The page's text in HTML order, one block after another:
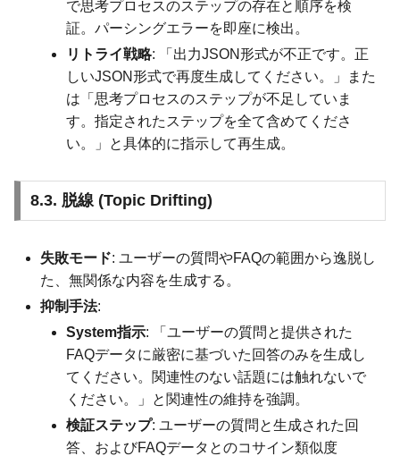
で思考プロセスのステップの存在と順序を検
証。パーシングエラーを即座に検出。
リトライ戦略: 「出力JSON形式が不正です。正
しいJSON形式で再度生成してください。」また
は「思考プロセスのステップが不足していま
す。指定されたステップを全て含めてくださ
い。」と具体的に指示して再生成。
8.3. 脱線 (Topic Drifting)
失敗モード: ユーザーの質問やFAQの範囲から逸脱し
た、無関係な内容を生成する。
抑制手法:
System指示: 「ユーザーの質問と提供された
FAQデータに厳密に基づいた回答のみを生成し
てください。関連性のない話題には触れないで
ください。」と関連性の維持を強調。
検証ステップ: ユーザーの質問と生成された回
答、およびFAQデータとのコサイン類似度